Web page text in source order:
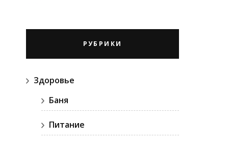
РУБРИКИ
Здоровье
Баня
Питание